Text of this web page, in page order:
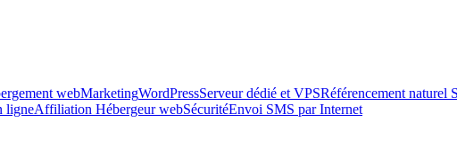
webMarketingWordPressServeur dédié et VPSRéférencement naturel
ligneAffiliation Hébergeur webSécuritéEnvoi SMS par Internet